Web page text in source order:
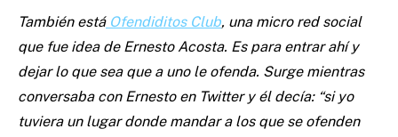
También está Ofendiditos Club, una micro red social
que fue idea de Ernesto Acosta. Es para entrar ahí y
dejar lo que sea que a uno le ofenda. Surge mientras
conversaba con Ernesto en Twitter y él decía: “si yo
tuviera un lugar donde mandar a los que se ofenden